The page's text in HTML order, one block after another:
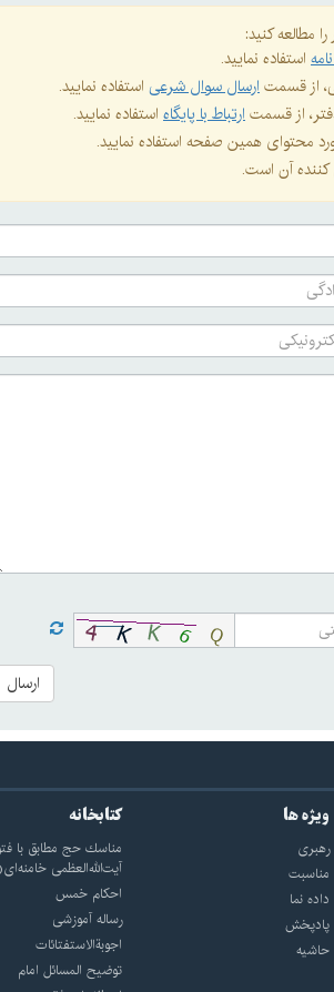
مطالعه کنید:
استفاده نمایید.
از قسمتارسال سوال شرعیاستفاده نمایید.
از قسمتارتباط با پایگاهاستفاده نمایید.
محتوای همین صفحه استفاده نمایید.
کننده آن است.
ارسال
ویژه ها
رهبری
مناسبت
داده نما
پادپخش
حاشیه
کتابخانه
مناسك حج مطابق با
آيت‌الله‌العظمى
احکام خمس
رساله آموزشی
اجوبة‌الاستفتائات
توضيح المسائل امام